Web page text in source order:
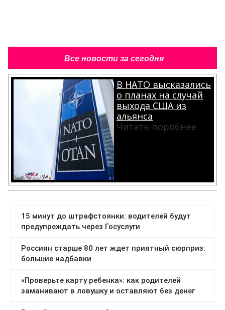
Все новости за сегодня
В НАТО высказались
о планах на случай
выхода США из
альянса
Читать поробнее